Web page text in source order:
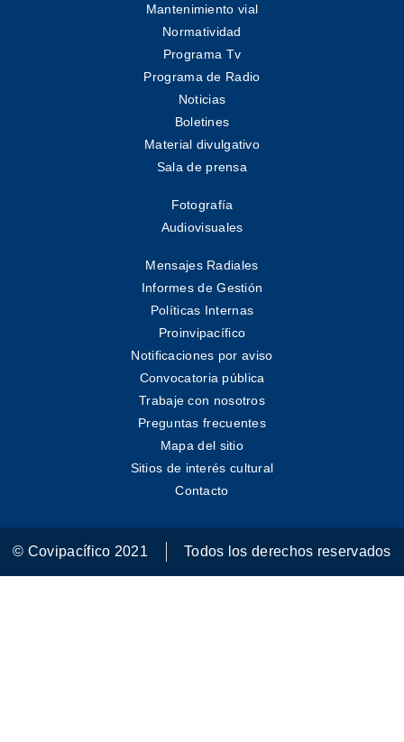
Mantenimiento vial
Normatividad
Programa Tv
Programa de Radio
Noticias
Boletines
Material divulgativo
Sala de prensa
Fotografía
Audiovisuales
Mensajes Radiales
Informes de Gestión
Políticas Internas
Proinvipacífico
Notificaciones por aviso
Convocatoria pública
Trabaje con nosotros
Preguntas frecuentes
Mapa del sitio
Sitios de interés cultural
Contacto
© Covipacífico 2021 Todos los derechos reservados